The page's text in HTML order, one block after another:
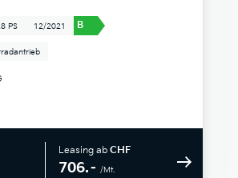
PS 12/2021 B
Leasing ab CHF
706.– /Mt.